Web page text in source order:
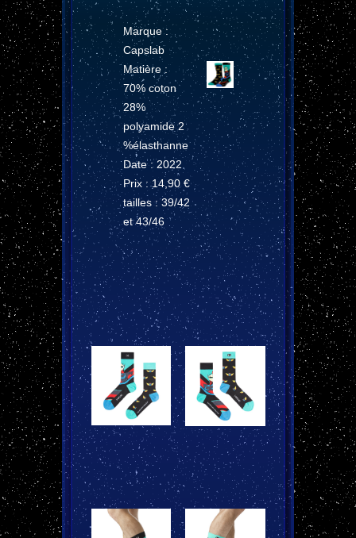
Marque :
Capslab
Matière :
70% coton
28%
polyamide 2
%élasthanne
Date : 2022
Prix : 14,90 €
tailles : 39/42
et 43/46